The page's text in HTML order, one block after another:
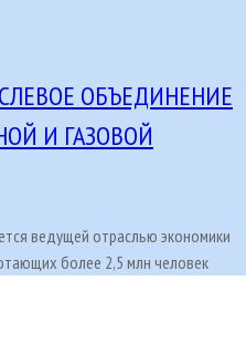
ОБЪЕДИНЕНИЕ
И ГАЗОВОЙ
ведущей отраслью экономики
более 2,5 млн человек